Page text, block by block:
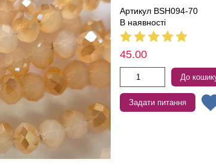
Артикул BSH094-70
В наявності
45.00
До
Задати питання